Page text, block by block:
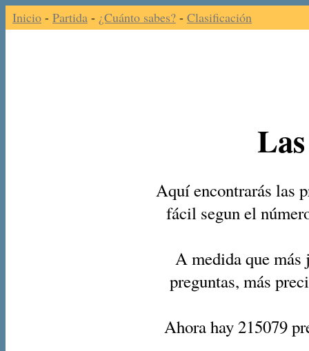
Inicio - Partida - ¿Cuánto sabes? - Clasificación
Aquí encontrarás las
fácil segun el
A medida que más
preguntas, más
Ahora hay 215079